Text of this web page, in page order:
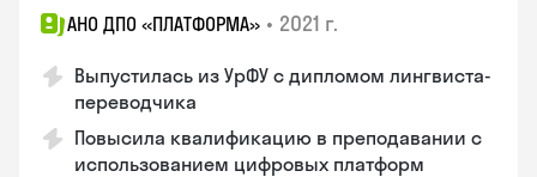
АНО ДПО «ПЛАТФОРМА» • 2021 г.
Выпустилась из УрФУ с дипломом лингвиста-
переводчика
Повысила квалификацию в преподавании с
использованием цифровых платформ